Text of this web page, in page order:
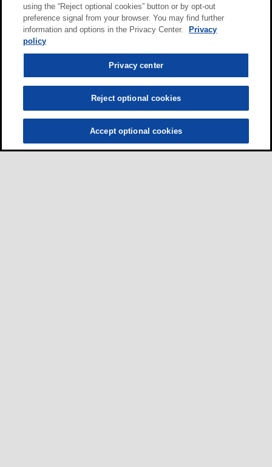
using the “Reject optional cookies” button or by opt-out
preference signal from your browser. You may find further
information and options in the Privacy Center.
Privacy
policy
Privacy center
Reject optional cookies
Accept optional cookies